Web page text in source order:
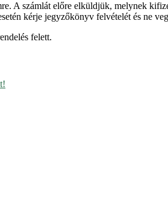
A számlát előre elküldjük, melynek
kérje jegyzőkönyv felvételét és
felett.